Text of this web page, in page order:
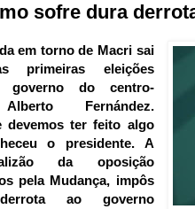
sofre dura
em torno de Macri sai
primeiras eleições
governo do centro-
Fernández.
devemos ter feito algo
o presidente. A
da oposição
pela Mudança, impôs
ao governo